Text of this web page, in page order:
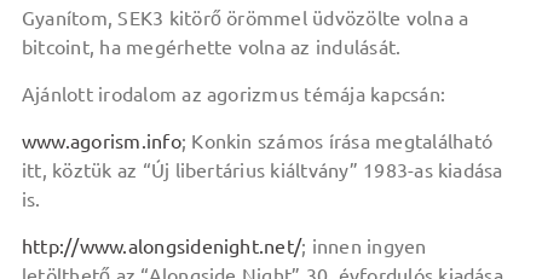
Gyanítom, SEK3 kitörő örömmel üdvözölte volna a
bitcoint, ha megérhette volna az indulását.
Ajánlott irodalom az agorizmus témája kapcsán:
www.agorism.info; Konkin számos írása megtalálható
itt, köztük az “Új libertárius kiáltvány” 1983-as kiadása
is.
http://www.alongsidenight.net/; innen ingyen